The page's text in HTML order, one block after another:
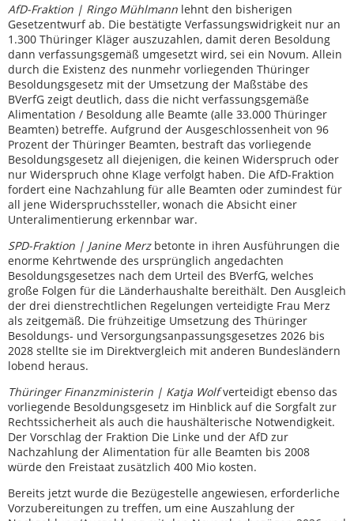
AfD-Fraktion | Ringo Mühlmann lehnt den bisherigen
Gesetzentwurf ab. Die bestätigte Verfassungswidrigkeit nur an
1.300 Thüringer Kläger auszuzahlen, damit deren Besoldung
dann verfassungsgemäß umgesetzt wird, sei ein Novum. Allein
durch die Existenz des nunmehr vorliegenden Thüringer
Besoldungsgesetz mit der Umsetzung der Maßstäbe des
BVerfG zeigt deutlich, dass die nicht verfassungsgemäße
Alimentation / Besoldung alle Beamte (alle 33.000 Thüringer
Beamten) betreffe. Aufgrund der Ausgeschlossenheit von 96
Prozent der Thüringer Beamten, bestraft das vorliegende
Besoldungsgesetz all diejenigen, die keinen Widerspruch oder
nur Widerspruch ohne Klage verfolgt haben. Die AfD-Fraktion
fordert eine Nachzahlung für alle Beamten oder zumindest für
all jene Widerspruchssteller, wonach die Absicht einer
Unteralimentierung erkennbar war.
SPD-Fraktion | Janine Merzbetonte in ihren Ausführungen die
enorme Kehrtwende des ursprünglich angedachten
Besoldungsgesetzes nach dem Urteil des BVerfG, welches
große Folgen für die Länderhaushalte bereithält. Den Ausgleich
der drei dienstrechtlichen Regelungen verteidigte Frau Merz
als zeitgemäß. Die frühzeitige Umsetzung des Thüringer
Besoldungs- und Versorgungsanpassungsgesetzes 2026 bis
2028 stellte sie im Direktvergleich mit anderen Bundesländern
lobend heraus.
Thüringer Finanzministerin | Katja Wolfverteidigt ebenso das
vorliegende Besoldungsgesetz im Hinblick auf die Sorgfalt zur
Rechtssicherheit als auch die haushälterische Notwendigkeit.
Der Vorschlag der Fraktion Die Linke und der AfD zur
Nachzahlung der Alimentation für alle Beamten bis 2008
würde den Freistaat zusätzlich 400 Mio kosten.
Bereits jetzt wurde die Bezügestelle angewiesen, erforderliche
Vorzubereitungen zu treffen, um eine Auszahlung der